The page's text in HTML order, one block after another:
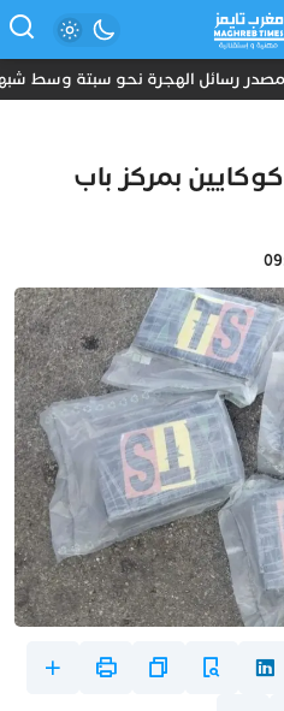
رسائل الهجرة نحو سبتة وسط
بمركز باب